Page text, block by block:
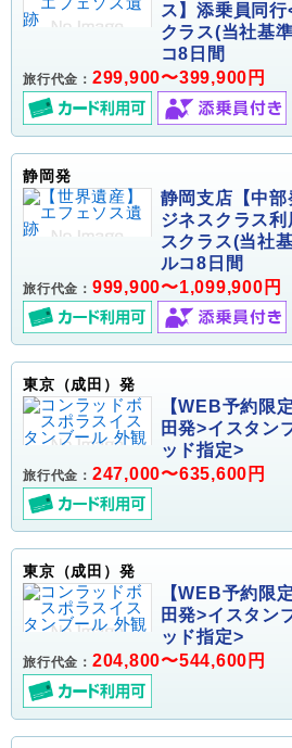
ス】添乗員同
クラス(当社基
コ8日間
旅行代金： 299,900〜399,900円
静岡発
静岡支店【中
ジネスクラス
スクラス(当社
ルコ8日間
旅行代金： 999,900〜1,099,900円
東京（成田）発
【WEB予約限
田発>イスタン
ッド指定>
旅行代金： 247,000〜635,600円
東京（成田）発
【WEB予約限
田発>イスタン
ッド指定>
旅行代金： 204,800〜544,600円